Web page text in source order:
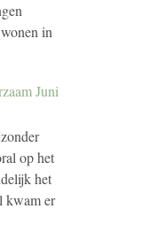
in
Juni
op het
het
kwam er